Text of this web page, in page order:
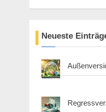
Neueste